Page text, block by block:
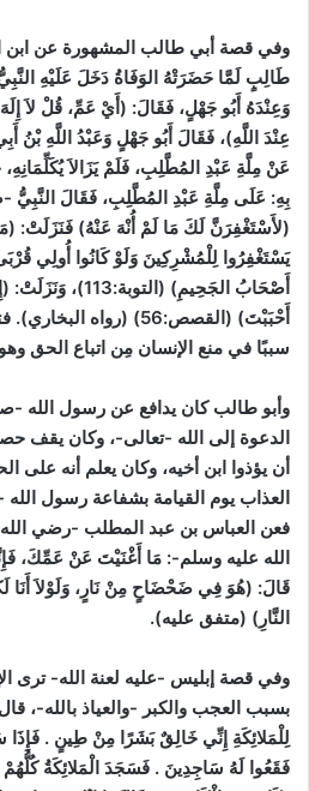
وفي قصة أبي طالب المشهورة عن ابن
طَالِبٍ لَمَّا حَضَرَتْهُ الوَفَاةُ دَخَلَ عَلَيْهِ
وَعِنْدَهُ أَبُو جَهْلٍ، فَقَالَ: (أَيْ عَمِّ، قُلْ لاَ إِلَهَ
عِنْدَ اللَّهِ)، فَقَالَ أَبُو جَهْلٍ وَعَبْدُ اللَّهِ بْنُ
عَنْ مِلَّةِ عَبْدِ المُطَّلِبِ، فَلَمْ يَزَالاَ
بِهِ: عَلَى مِلَّةِ عَبْدِ المُطَّلِبِ، فَقَالَ النَّبِيُّ
(لأَسْتَغْفِرَنَّ لَكَ مَا لَمْ أُنْهَ عَنْهُ) فَنَزَلَتْ:
يَسْتَغْفِرُوا لِلْمُشْرِكِينَ وَلَوْ كَانُوا أُولِي
أَصْحَابُ الجَحِيمِ) (التوبة:113)
، وَنَزَلَتْ:
أَحْبَبْتَ) (القصص:56) (رواه البخاري).
سببًا في منع الإنسان مِن اتباع الحق
وأبو طالب كان يدافع عن رسول الله -
الدعوة إلى الله -تعالى-، وكان يقف
أن يؤذوا ابن أخيه، وكان يعلم أنه على
العذاب يوم القيامة بشفاعة رسول
فعن العباس بن عبد المطلب -رضي
الله عليه وسلم-: مَا أَغْنَيْتَ عَنْ عَمِّكَ،
قَالَ: (هُوَ فِي ضَحْضَاحٍ مِنْ نَارٍ، وَلَوْلاَ أَنَا
النَّارِ) (متفق عليه).
وفي قصة إبليس -عليه لعنة الله- ترى
بسبب العجب والكبر -والعياذ بالله-،
لِلْمَلائِكَةِ إِنِّي خَالِقٌ بَشَرًا مِنْ طِينٍ .
فَقَعُوا لَهُ سَاجِدِينَ . فَسَجَدَ الْمَلائِكَةُ